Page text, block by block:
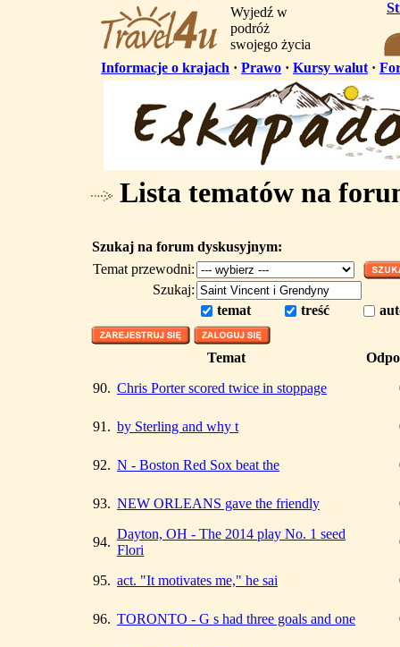
Wyjedź w
podróż
swojego życia
Informacje o krajach · Prawo · Kursy walut ·
Lista tematów na
Szukaj na forum dyskusyjnym:
Temat przewodni:
Szukaj:
temat
treść
Temat
90. Chris Porter scored twice in stoppage
91. by Sterling and why t
92. N - Boston Red Sox beat the
93. NEW ORLEANS gave the friendly
94.
Dayton, OH - The 2014 play No. 1 seed
Flori
95. act. "It motivates me," he sai
96. TORONTO - G s had three goals and one